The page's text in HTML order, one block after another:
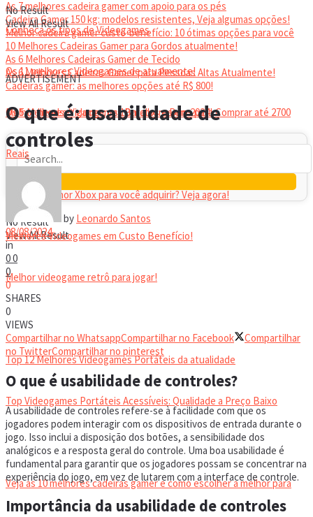
As 7 melhores cadeira gamer com apoio para os pés
Cadeira Gamer 150 kg: modelos resistentes, Veja algumas opções!
Melhor cadeira gamer custo-benefício: 10 ótimas opções para você
10 Melhores Cadeiras Gamer para Gordos atualmente!
As 6 Melhores Cadeiras Gamer de Tecido
As 6 Melhores Cadeiras Gamer para Pessoas Altas Atualmente!
Cadeiras gamer: as melhores opções até R$ 800!
Melhor headset gamer: os 10 melhores em 2024!
No Result
View All Result
Conheça os tipos de Videogames
Os 11 melhores Videogames de atualmente!
Os 5 Melhores Videogames Baratos e Bons para Comprar até 2700
Reais
Qual é o melhor Xbox para você adquirir? Veja agora!
Melhores Videogames em Custo Benefício!
Melhor videogame retrô para jogar!
VIDEOGAMES PORTÁTEIS
Top 12 Melhores Videogames Portáteis da atualidade
Top Videogames Portáteis Acessíveis: Qualidade a Preço Baixo
CADEIRA GAMER
Veja as 10 melhores cadeiras gamer e como escolher a melhor para
No Result
View All Result
ADVERTISEMENT
O que é: usabilidade de
controles
by Leonardo Santos
08/08/2024
in
00
0
0
SHARES
0
VIEWS
Compartilhar no WhatsappCompartilhar no Facebook
Compartilhar
no TwitterCompartilhar no pinterest
O que é usabilidade de controles?
A usabilidade de controles refere-se à facilidade com que os
jogadores podem interagir com os dispositivos de entrada durante o
jogo. Isso inclui a disposição dos botões, a sensibilidade dos
analógicos e a resposta geral do controle. Uma boa usabilidade é
fundamental para garantir que os jogadores possam se concentrar na
experiência do jogo, em vez de lutarem com a interface de controle.
Importância da usabilidade de controles